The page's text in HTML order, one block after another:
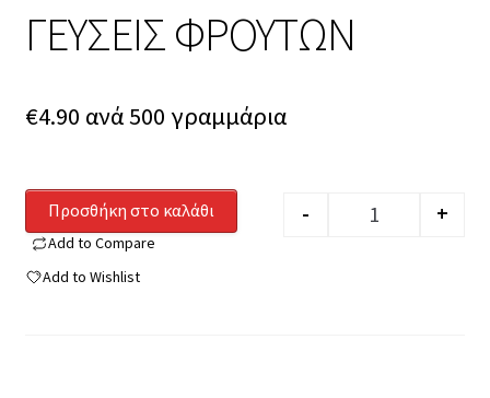
ΓΕΥΣΕΙΣ ΦΡΟΥΤΩΝ
€4.90 ανά 500 γραμμάρια
Quantity
- +
Προσθήκη στο καλάθι
Add to Compare
Add to Wishlist